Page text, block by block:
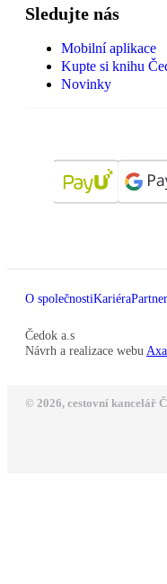
Sledujte nás
Mobilní aplikace
Kupte si knihu
Novinky
O společnostiKariéra
Čedok a.s
Návrh a realizace webu
© 2026, cestovní kancelář